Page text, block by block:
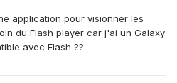
application pour visionner les
du Flash player car j'ai un Galaxy
avec Flash ??